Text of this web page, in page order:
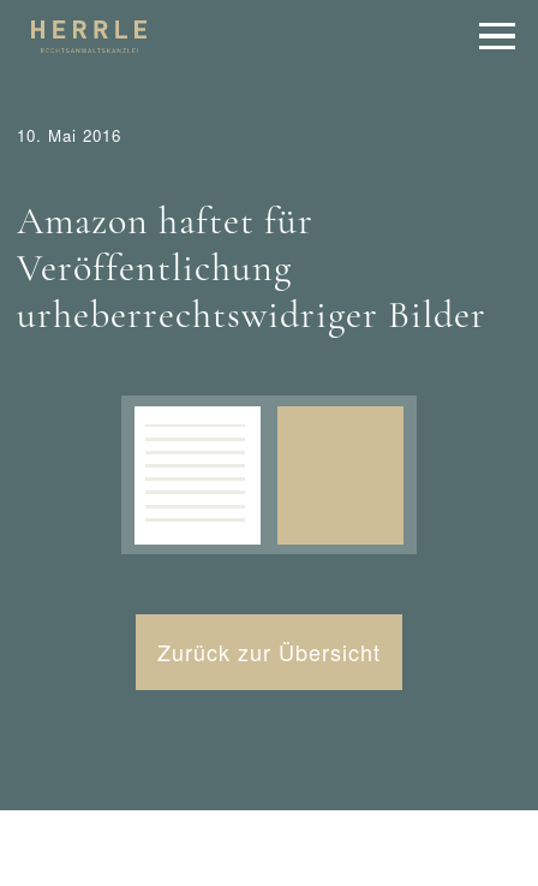
10. Mai 2016
Amazon haftet für
Veröffentlichung
urheberrechtswidriger Bilder
Zurück zur Übersicht